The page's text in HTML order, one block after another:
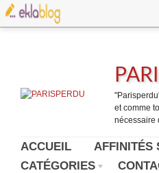
et comme
nécessaire
ACCUEIL AFFINITÉS
CATÉGORIES